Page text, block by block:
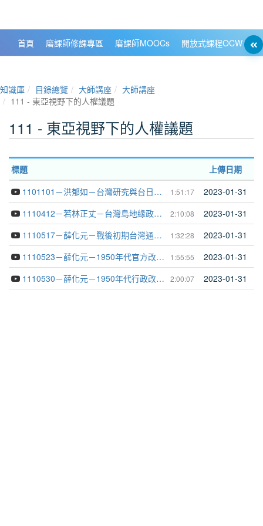
首頁 磨課師修課專區 磨課師MOOCs 開放式課程OCW
知識庫 目錄總覽 大師講座
大師講座
111 - 東亞視野下的人權議題
111 - 東亞視野下的人權議題
標題 上傳日期
1:51:17
1101101－洪郁如－台灣研究與台日關係有何關係──學術與教育，政治外交與跨國情誼 2023-01-31
2:10:08
1110412－若林正丈－台灣島地緣政治的再前景化與周邊動力學 2023-01-31
1:32:28
1110517－薛化元－戰後初期台灣通貨膨脹問題的再思考 2023-01-31
1:55:55
1110523－薛化元－1950年代官方改革主張探討地方自治建議 2023-01-31
2:00:07
1110530－薛化元－1950年代行政改革委員會與官方「政治改革」主張一 2023-01-31